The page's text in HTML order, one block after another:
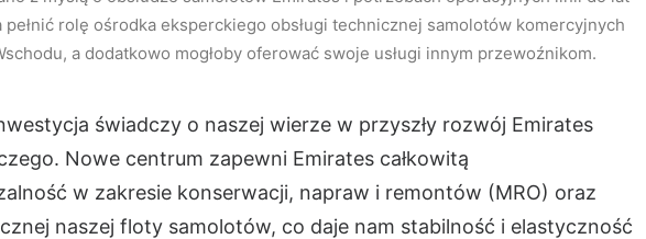
pełnić rolę ośrodka eksperckiego obsługi technicznej samolotów komercyjnych
a dodatkowo mogłoby oferować swoje usługi innym przewoźnikom.
świadczy o naszej wierze w przyszły rozwój Emirates
Nowe centrum zapewni Emirates całkowitą
w zakresie konserwacji, napraw i remontów (MRO) oraz
naszej floty samolotów, co daje nam stabilność i elastyczność